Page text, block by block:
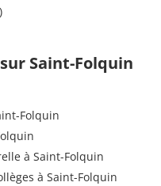
Saint-Folquin
Folquin
à Saint-Folquin
à Saint-Folquin